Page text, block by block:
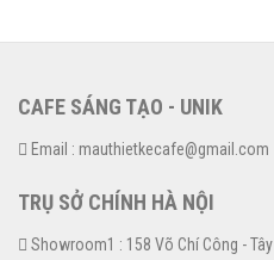
CAFE SÁNG TẠO - UNIK
Email : mauthietkecafe@gmail.com
TRỤ SỞ CHÍNH HÀ NỘI
Showroom1 : 158 Võ Chí Công - Tây